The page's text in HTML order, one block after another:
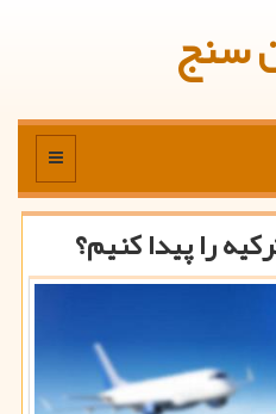
سنج
منو
را پیدا كنیم؟